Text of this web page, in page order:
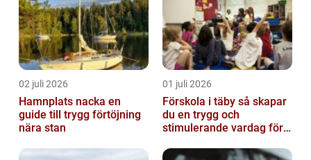
02 juli 2026
Hamnplats nacka en
guide till trygg förtöjning
nära stan
01 juli 2026
Förskola i täby så skapar
du en trygg och
stimulerande vardag för